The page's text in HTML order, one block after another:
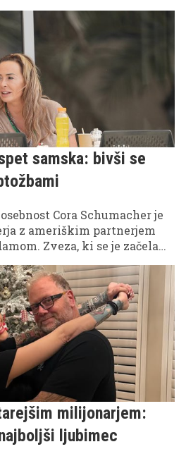
znanost?
samska: bivši se
Cora Schumacher je
z ameriškim partnerjem
Zveza, ki se je začela
zgodba, se je po nekaj
obtožbami in čustveno
milijonarjem:
ljubimec